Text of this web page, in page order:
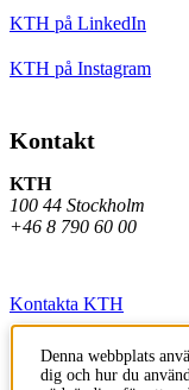
KTH på LinkedIn
KTH på Instagram
Kontakt
KTH
100 44 Stockholm
+46 8 790 60 00
Kontakta KTH
Jobba på KTH
Denna webbplats
dig och hur du